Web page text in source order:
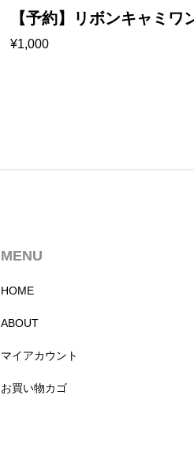
【予約】リボンキャミワ
ス 1009
¥1,000
MENU
HOME
ABOUT
マイアカウント
お買い物カゴ